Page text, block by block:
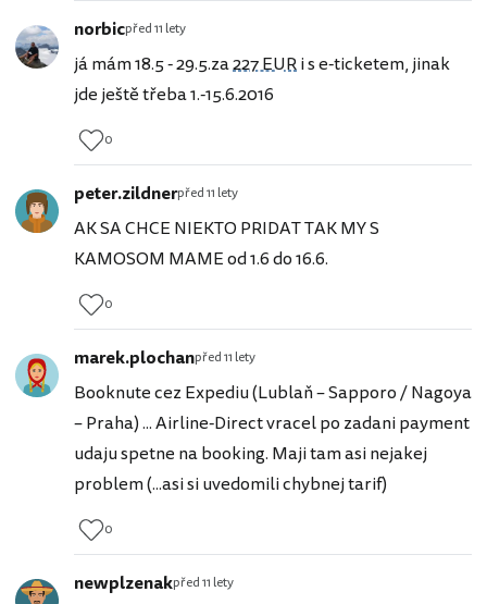
norbicpřed 11 lety
já mám 18.5 - 29.5.za227 EURi s e-ticketem, jinak
jde ještě třeba 1.-15.6.2016
0
peter.zildnerpřed 11 lety
AK SA CHCE NIEKTO PRIDAT TAK MY S
KAMOSOM MAME od 1.6 do 16.6.
0
marek.plochanpřed 11 lety
Booknute cez Expediu (Lublaň – Sapporo / Nagoya
– Praha) ... Airline-Direct vracel po zadani payment
udaju spetne na booking. Maji tam asi nejakej
problem (...asi si uvedomili chybnej tarif)
0
newplzenakpřed 11 lety